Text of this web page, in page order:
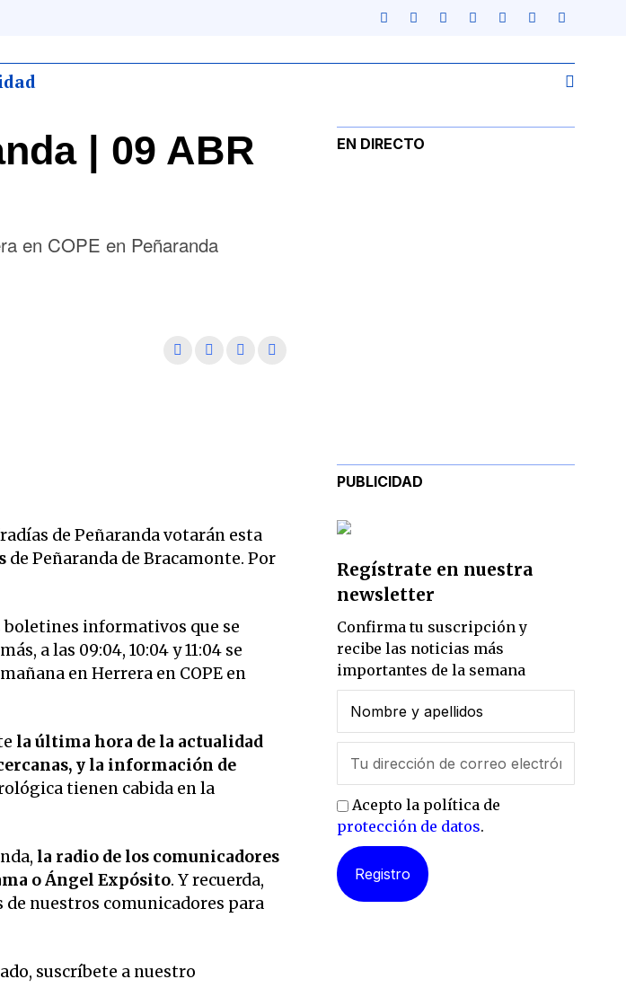
| 09 ABR
en COPE en Peñaranda
de Peñaranda votarán esta
de Peñaranda de Bracamonte. Por
boletines informativos que se
a las 09:04, 10:04 y 11:04 se
en Herrera en COPE en
la última hora de la actualidad
y la información de
tienen cabida en la
la radio de los comunicadores
o Ángel Expósito. Y recuerda,
de nuestros comunicadores para
suscríbete a nuestro
EN DIRECTO
PUBLICIDAD
Regístrate en nuestra
newsletter
Confirma tu suscripción y
recibe las noticias más
importantes de la semana
Acepto la política de
protección de datos.